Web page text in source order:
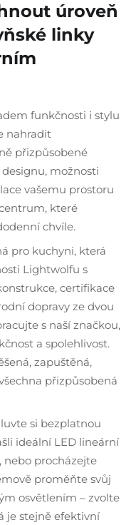
úroveň
linky
funkčnosti i stylu
nahradit
přizpůsobené
možnosti
vašemu prostoru
které
chvíle.
pro kuchyni, která
Lightwolfu s
certifikace
dopravy ze dvou
s naší značkou,
a spolehlivost.
zapuštěná,
přizpůsobená
si bezplatnou
ideální LED lineární
nebo procházejte
proměňte svůj
osvětlením – zvolte
je stejně efektivní